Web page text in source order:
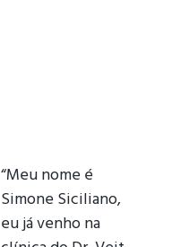
“Meu nome é
Simone Siciliano,
eu já venho na